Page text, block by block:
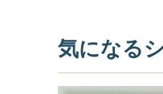
気になる